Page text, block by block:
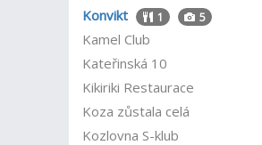
Konvikt 1 5
Kamel Club
Kateřinská 10
Kikiriki Restaurace
Koza zůstala celá
Kozlovna S-klub